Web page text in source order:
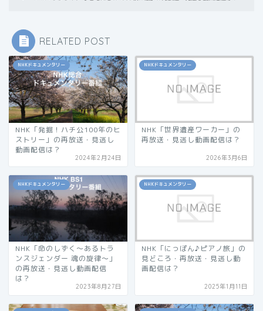
RELATED POST
NHKドキュメンタリー
NHK「発掘！ハチ公100年のヒ
ストリー」の再放送・見逃し
動画配信は？
2024年2月24日
NHKドキュメンタリー
NHK「世界遺産ワーカー」の
再放送・見逃し動画配信は？
2026年3月6日
NHKドキュメンタリー
NHK「命のしずく～あるトラ
ンスジェンダー 魂の旋律～」
の再放送・見逃し動画配信
は？
2023年8月27日
NHKドキュメンタリー
NHK「にっぽん♪ピアノ旅」の
見どころ・再放送・見逃し動
画配信は？
2025年1月11日